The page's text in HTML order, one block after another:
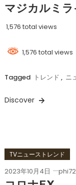
マジカルミラ
1,576 total views
1,576 total views
Tagged トレンド , ニ
Discover
TVニューストレンド
2023年10月4日